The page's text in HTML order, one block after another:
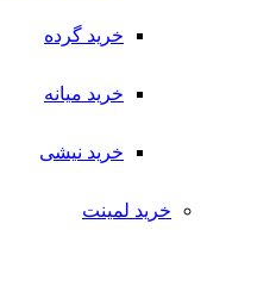
خرید گرده
خرید میانه
خرید نیشی
خرید لمینت